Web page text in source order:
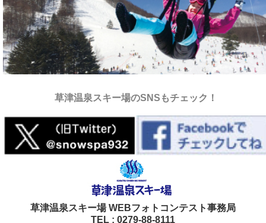
草津温泉スキー場のSNSもチェック！
草津温泉スキー場 WEBフォトコンテスト事務局
TEL : 0279-88-8111